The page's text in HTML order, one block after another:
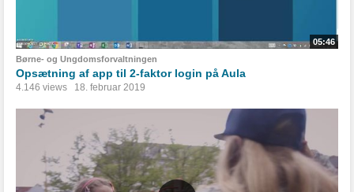
05:46
Børne- og Ungdomsforvaltningen
Opsætning af app til 2-faktor login på Aula
4.146 views 18. februar 2019